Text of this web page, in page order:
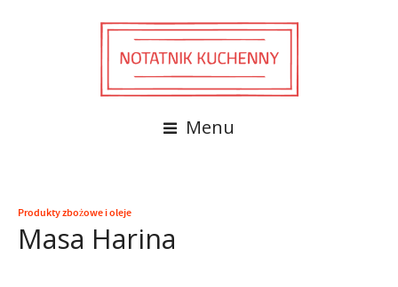
Menu
Produkty zbożowe i oleje
Masa Harina